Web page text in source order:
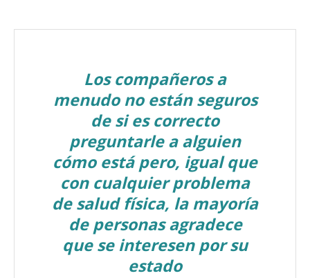
Los compañeros a
menudo no están seguros
de si es correcto
preguntarle a alguien
cómo está pero, igual que
con cualquier problema
de salud física, la mayoría
de personas agradece
que se interesen por su
estado